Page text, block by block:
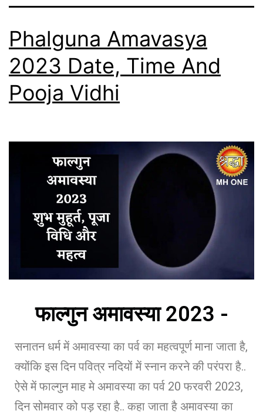
Phalguna Amavasya
2023 Date, Time And
Pooja Vidhi
फाल्गुन अमावस्या 2023 -
सनातन धर्म में अमावस्या का पर्व का महत्वपूर्ण माना जाता है,
क्योंकि इस दिन पवित्र नदियों में स्नान करने की परंपरा है..
ऐसे में फाल्गुन माह मे अमावस्या का पर्व 20 फरवरी 2023,
दिन सोमवार को पड़ रहा है.. कहा जाता है अमावस्या का